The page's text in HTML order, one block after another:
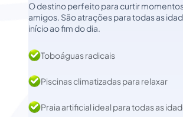
O destino perfeito para curtir
amigos. São atrações para todas as
início ao fim do dia.
Toboáguas radicais
Piscinas climatizadas para relaxar
Praia artificial ideal para todas as